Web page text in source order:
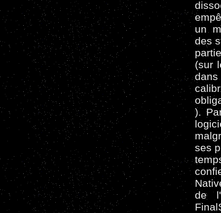
un
des
(sur
).
ses
de